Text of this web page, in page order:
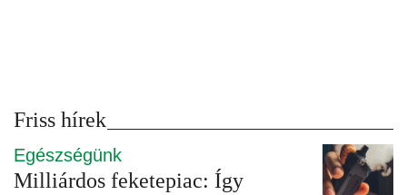
Friss hírek
Egészségünk
Milliárdos feketepiac: Így